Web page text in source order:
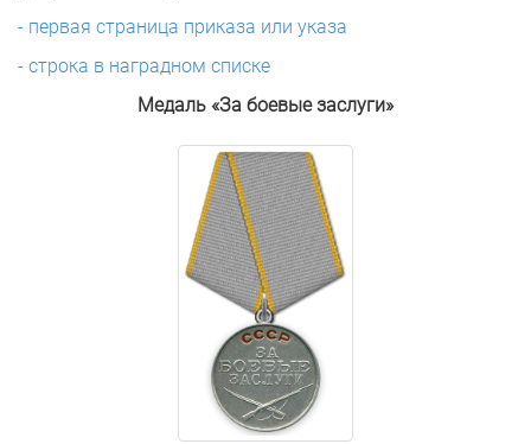
- первая страница приказа или указа
- строка в наградном списке
Медаль «За боевые заслуги»